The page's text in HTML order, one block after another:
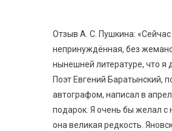
Отзыв А. С. Пушкина:
непринуждённая, без
нынешней литературе, что я
Поэт Евгений Баратынский,
автографом, написал в
подарок. Я очень бы желал с
она великая редкость.